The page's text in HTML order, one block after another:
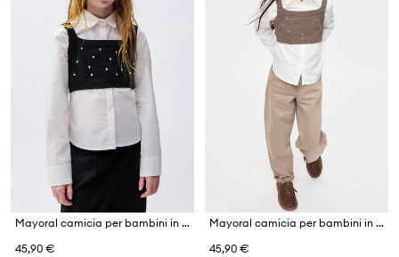
Mayoral camicia per bambini in cotone
45,90 €
Mayoral camicia per bambini in cotone
45,90 €